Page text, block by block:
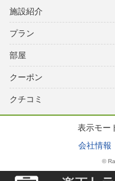
施設紹介
プラン
部屋
クーポン
クチコミ
表示モー
会社情報
©